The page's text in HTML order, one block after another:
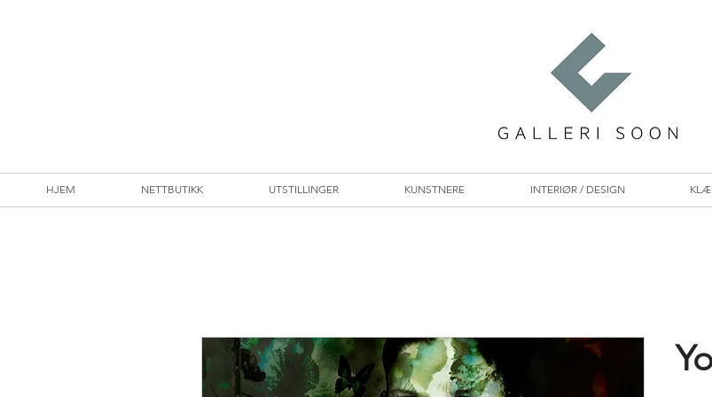
HJEM NETTBUTIKK UTSTILLINGER KUNSTNERE INTERIØR / DESIGN